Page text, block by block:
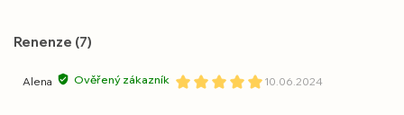
Renenze (7)
Alena Ověřený zákazník 10.06.2024